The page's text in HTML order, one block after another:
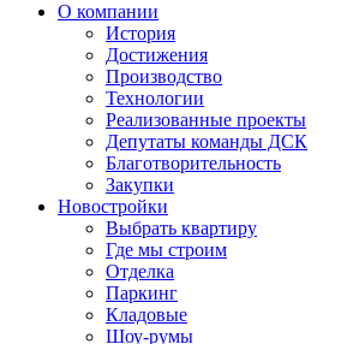
О компании
История
Достижения
Производство
Технологии
Реализованные проекты
Депутаты команды ДСК
Благотворительность
Закупки
Новостройки
Выбрать квартиру
Где мы строим
Отделка
Паркинг
Кладовые
Шоу-румы